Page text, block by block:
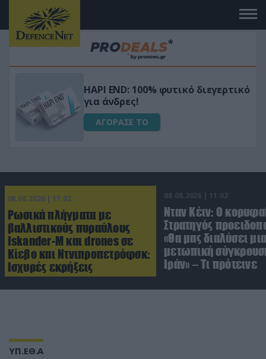
Μεταμόρφωσε τον κήπο σου με το
Ultra Box Μίνι Αλυσοπρίονο με
μπαταρία λιθίου
ΑΓΟΡΑΣΕ ΤΟ
08.08.2026 | 11:02
Ρωσικά πλήγματα με
βαλλιστικούς πυραύλους
Iskander-M και drones σε
Κίεβο και Ντνιπροπετρόφσκ:
Ισχυρές εκρήξεις
08.08.2026 | 11:02
Νταν Κέιν: Ο
Στρατηγός
«Θα μας διαλύσει
μετωπική
Ιράν» – Τι πρότεινε
ΥΠ.ΕΘ.Α